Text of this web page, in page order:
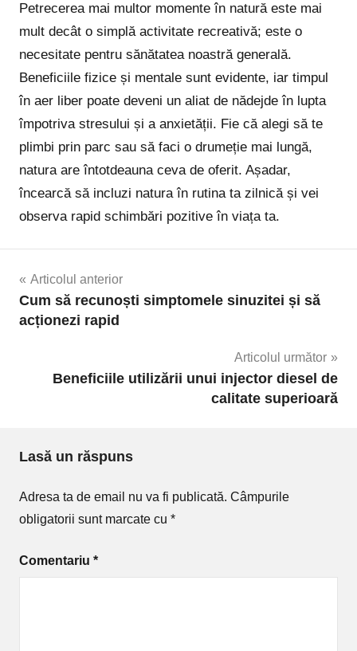
Petrecerea mai multor momente în natură este mai
mult decât o simplă activitate recreativă; este o
necesitate pentru sănătatea noastră generală.
Beneficiile fizice și mentale sunt evidente, iar timpul
în aer liber poate deveni un aliat de nădejde în lupta
împotriva stresului și a anxietății. Fie că alegi să te
plimbi prin parc sau să faci o drumeție mai lungă,
natura are întotdeauna ceva de oferit. Așadar,
încearcă să incluzi natura în rutina ta zilnică și vei
observa rapid schimbări pozitive în viața ta.
Navigare
în
Articolul anterior
Cum să recunoști simptomele sinuzitei și să
acționezi rapid
Articolul următor
Beneficiile utilizării unui injector diesel de
calitate superioară
Lasă un răspuns
Adresa ta de email nu va fi publicată. Câmpurile
obligatorii sunt marcate cu *
Comentariu *